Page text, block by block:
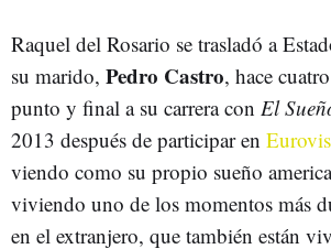
Raquel del Rosario se trasladó a
su marido, Pedro Castro, hace
punto y final a su carrera con El
2013 después de participar en
viendo como su propio sueño
viviendo uno de los momentos más
en el extranjero, que también están